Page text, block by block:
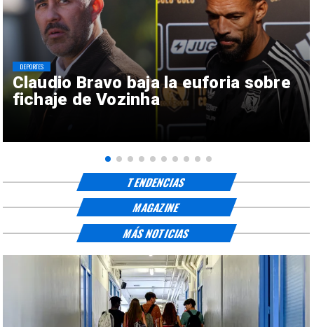
Claudio Bravo baja la euforia sobre
fichaje de Vozinha
DEPORTES
TENDENCIAS
MAGAZINE
MÁS NOTICIAS